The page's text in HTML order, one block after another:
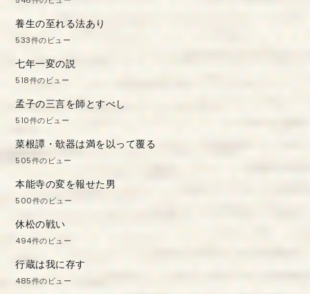
養生の至れる法あり
533件のビュー
七年一変の説
518件のビュー
孟子の三言を師とすべし
510件のビュー
菜根譚・欹器は満を以って覆る
505件のビュー
本能寺の変を報せた男
500件のビュー
休松の戦い
494件のビュー
行蔵は我に存す
485件のビュー